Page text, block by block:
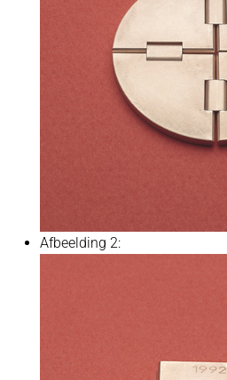
Afbeelding 2: